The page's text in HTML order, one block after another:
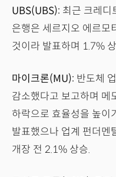
UBS(UBS): 최근 크레디
은행은 세르지오 에르모
것이라 발표하며 1.7%
마이크론(MU): 반도체
감소했다고 보고하며 메
하락으로 효율성을 높이
발표했으나 업계 펀더멘
개장 전 2.1% 상승.